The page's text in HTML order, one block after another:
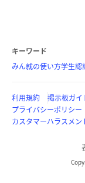
キーワード
みん就の使い方学生認
利用規約 掲示板ガイ
プライバシーポリシー
カスタマーハラスメン